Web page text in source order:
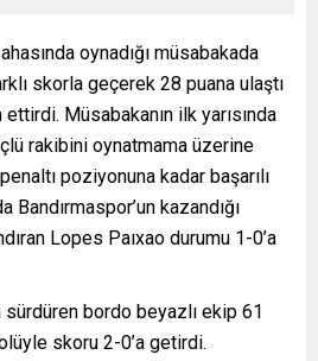
oynadığı müsabakada
skorla geçerek 28 puana ulaştı
Müsabakanın ilk yarısında
rakibini oynatmama üzerine
poziyonuna kadar başarılı
kazandığı
Lopes Paıxao durumu 1-0’a
sürdüren bordo beyazlı ekip 61
skoru 2-0’a getirdi.